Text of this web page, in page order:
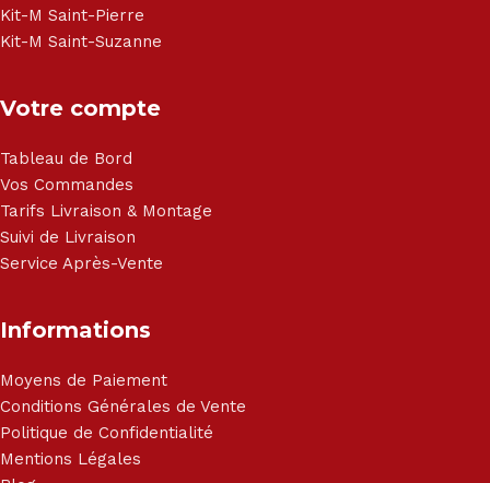
Kit-M Saint-Pierre
Kit-M Saint-Suzanne
Votre compte
Tableau de Bord
Vos Commandes
Tarifs Livraison & Montage
Suivi de Livraison
Service Après-Vente
Informations
Moyens de Paiement
Conditions Générales de Vente
Politique de Confidentialité
Mentions Légales